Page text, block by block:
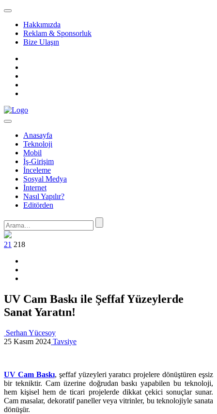
Hakkımızda
Reklam & Sponsorluk
Bize Ulaşın
Anasayfa
Teknoloji
Mobil
İş-Girişim
İnceleme
Sosyal Medya
İnternet
Nasıl Yapılır?
Editörden
21 218
UV Cam Baskı ile Şeffaf Yüzeylerde
Sanat Yaratın!
Serhan Yücesoy
25 Kasım 2024 Tavsiye
UV Cam Baskı, şeffaf yüzeyleri yaratıcı projelere dönüştüren eşsiz
bir tekniktir. Cam üzerine doğrudan baskı yapabilen bu teknoloji,
hem kişisel hem de ticari projelerde dikkat çekici sonuçlar sunar.
Cam masalar, dekoratif paneller veya vitrinler, bu teknolojiyle sanata
dönüşür.